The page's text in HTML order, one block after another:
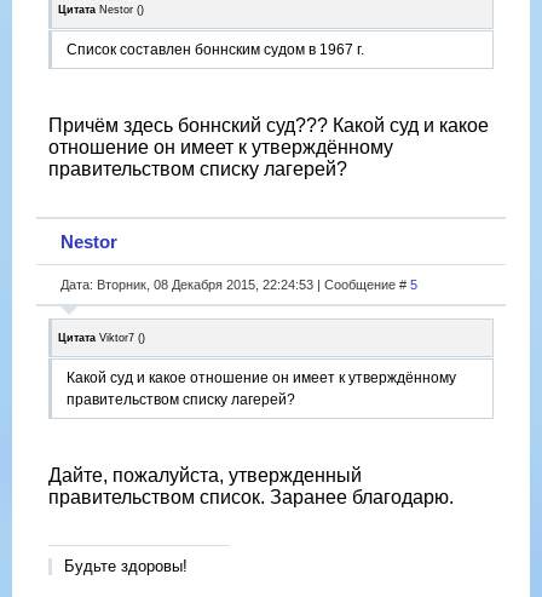
Цитата Nestor ()
Список составлен боннским судом в 1967 г.
Причём здесь боннский суд??? Какой суд и какое
отношение он имеет к утверждённому
правительством списку лагерей?
Nestor
Дата: Вторник, 08 Декабря 2015, 22:24:53 | Сообщение # 5
Цитата Viktor7 ()
Какой суд и какое отношение он имеет к утверждённому
правительством списку лагерей?
Дайте, пожалуйста, утвержденный
правительством список. Заранее благодарю.
Будьте здоровы!